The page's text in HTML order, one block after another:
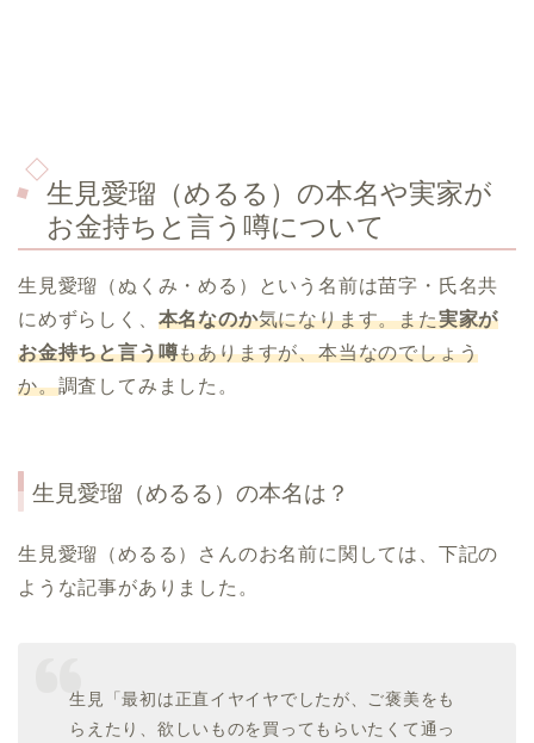
生見愛瑠（めるる）の本名や実家が
お金持ちと言う噂について
生見愛瑠（ぬくみ・める）という名前は苗字・氏名共
にめずらしく、 本名なのか気になります。また実家が
お金持ちと言う噂もありますが、本当なのでしょう
か。調査してみました。
生見愛瑠（めるる）の本名は？
生見愛瑠（めるる）さんのお名前に関しては、下記の
ような記事がありました。
生見「最初は正直イヤイヤでしたが、ご褒美をも
らえたり、欲しいものを買ってもらいたくて通っ